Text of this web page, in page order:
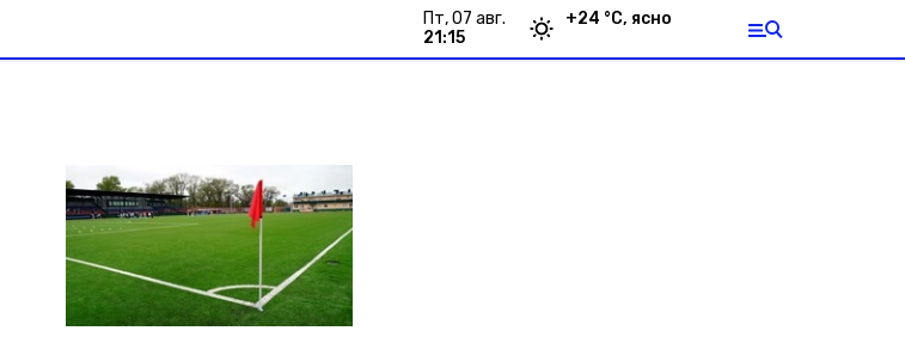
пт, 07 авг.
21:15
+24 °С, ясно